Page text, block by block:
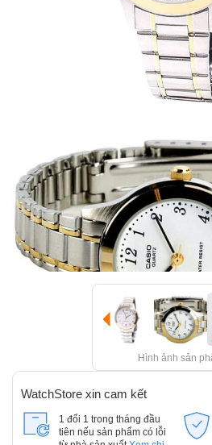
Hình ảnh sản
WatchStore xin cam kết
1 đổi 1 trong tháng đầu
tiên nếu sản phẩm có lỗi